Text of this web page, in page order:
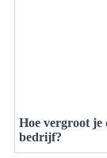
Hoe vergroot je
bedrijf?